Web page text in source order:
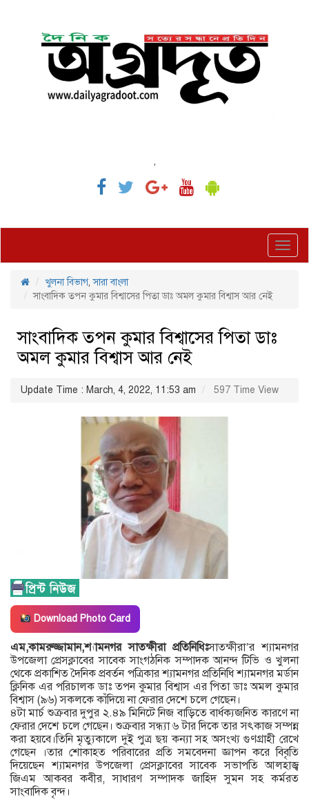
,
খুলনা বিভাগ,সারা বাংলা
সাংবাদিক তপন কুমার বিশ্বাসের পিতা ডাঃ অমল কুমার বিশ্বাস আর নেই
সাংবাদিক তপন কুমার বিশ্বাসের পিতা ডাঃ
অমল কুমার বিশ্বাস আর নেই
Update Time : March, 4, 2022, 11:53 am 597 Time View
Download Photo Card
এম,কামরুজ্জামান,শ্যামনগর সাতক্ষীরা প্রতিনিধিঃসাতক্ষীরা’র শ্যামনগর
উপজেলা প্রেসক্লাবের সাবেক সাংগঠনিক সম্পাদক আনন্দ টিভি ও খুলনা
থেকে প্রকাশিত দৈনিক প্রবর্তন পত্রিকার শ্যামনগর প্রতিনিধি শ্যামনগর মর্ডান
ক্লিনিক এর পরিচালক ডাঃ তপন কুমার বিশ্বাস এর পিতা ডাঃ অমল কুমার
বিশ্বাস (৯৬) সকলকে কাঁদিয়ে না ফেরার দেশে চলে গেছেন।
৪টা মার্চ শুক্রবার দুপুর ২.৪৯ মিনিটে নিজ বাড়িতে বার্ধক্যজনিত কারণে না
ফেরার দেশে চলে গেছেন। শুক্রবার সন্ধ্যা ৬ টার দিকে তার সৎকাজ সম্পন্ন
করা হয়বে।তিনি মৃত্যুকালে দুই পুত্র ছয় কন্যা সহ অসংখ্য গুণগ্রাহী রেখে
গেছেন ।তার শোকাহত পরিবারের প্রতি সমবেদনা জ্ঞাপন করে বিবৃতি
দিয়েছেন শ্যামনগর উপজেলা প্রেসক্লাবের সাবেক সভাপতি আলহাজ্ব
জিএম আকবর কবীর, সাধারণ সম্পাদক জাহিদ সুমন সহ কর্মরত
সাংবাদিক বৃন্দ।